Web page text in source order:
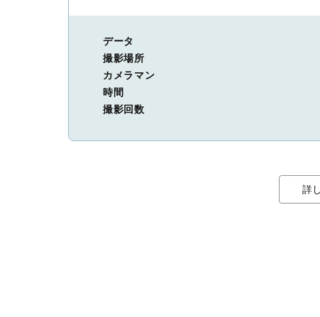
データ
撮影場所
カメラマン
時間
撮影回数
詳